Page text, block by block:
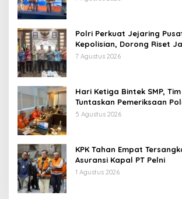
Polri Perkuat Jejaring
Kepolisian, Dorong Riset
Kebijakan dan Inovasi
7 Agustus 2026
Hari Ketiga Bintek SMP,
Tuntaskan Pemeriksaan
Pertamina Patra Niaga
5 Agustus 2026
KPK Tahan Empat
Asuransi Kapal PT Pelni
1 Agustus 2026